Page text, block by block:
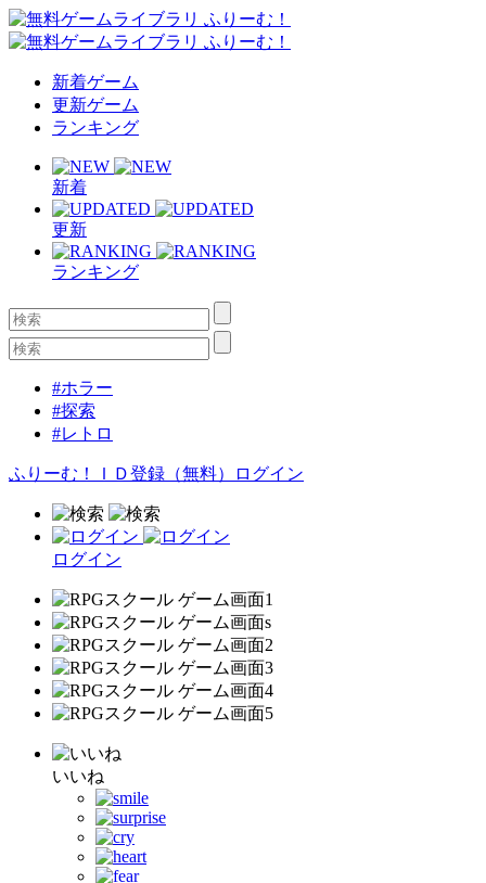
新着ゲーム
更新ゲーム
ランキング
新着
更新
ランキング
#ホラー
#探索
#レトロ
ふりーむ！ＩＤ登録（無料） ログイン
ログイン
いいね